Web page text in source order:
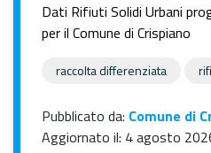
Dati Rifiuti Solidi Urbani
per il Comune di Crispiano
raccolta differenziata
Pubblicato da: Comune di
Aggiornato il: 4 agosto